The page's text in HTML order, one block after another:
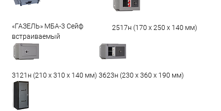
«ГАЗЕЛЬ» МБА-3 Сейф
встраиваемый
2517н (170 х 250 х 140 мм)
3121н (210 х 310 х 140 мм) 3623н (230 х 360 х 190 мм)